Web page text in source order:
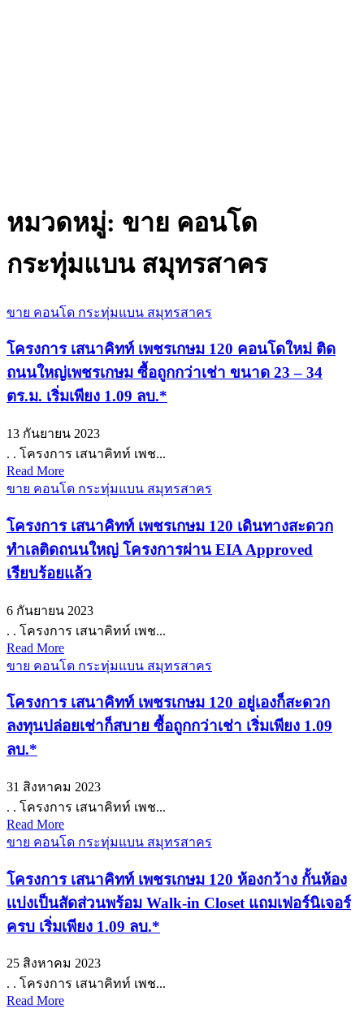
หมวดหมู่: ขาย คอนโด
กระทุ่มแบน สมุทรสาคร
ขาย คอนโด กระทุ่มแบน สมุทรสาคร
โครงการ เสนาคิทท์ เพชรเกษม 120 คอนโดใหม่ ติด
ถนนใหญ่เพชรเกษม ซื้อถูกกว่าเช่า ขนาด 23 – 34
ตร.ม. เริ่มเพียง 1.09 ลบ.*
13 กันยายน 2023
. . โครงการ เสนาคิทท์ เพช...
Read More
ขาย คอนโด กระทุ่มแบน สมุทรสาคร
โครงการ เสนาคิทท์ เพชรเกษม 120 เดินทางสะดวก
ทำเลติดถนนใหญ่ โครงการผ่าน EIA Approved
เรียบร้อยแล้ว
6 กันยายน 2023
. . โครงการ เสนาคิทท์ เพช...
Read More
ขาย คอนโด กระทุ่มแบน สมุทรสาคร
โครงการ เสนาคิทท์ เพชรเกษม 120 อยู่เองก็สะดวก
ลงทุนปล่อยเช่าก็สบาย ซื้อถูกกว่าเช่า เริ่มเพียง 1.09
ลบ.*
31 สิงหาคม 2023
. . โครงการ เสนาคิทท์ เพช...
Read More
ขาย คอนโด กระทุ่มแบน สมุทรสาคร
โครงการ เสนาคิทท์ เพชรเกษม 120 ห้องกว้าง กั้นห้อง
เเบ่งเป็นสัดส่วนพร้อม Walk-in Closet แถมเฟอร์นิเจอร์
ครบ เริ่มเพียง 1.09 ลบ.*
25 สิงหาคม 2023
. . โครงการ เสนาคิทท์ เพช...
Read More